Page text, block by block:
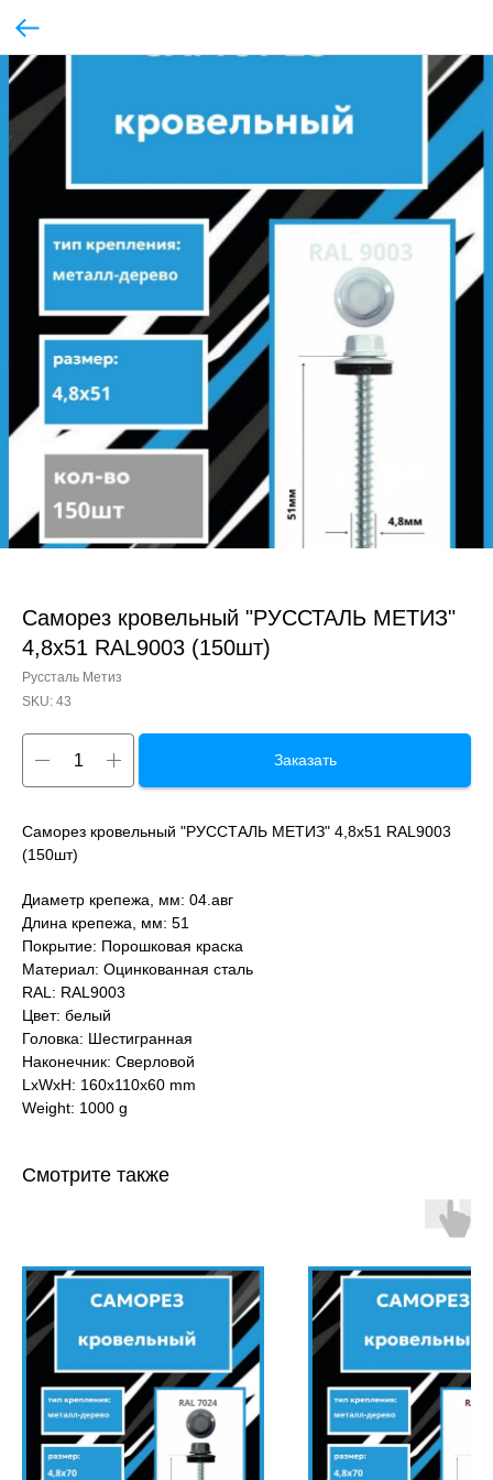
Саморез кровельный "РУССТАЛЬ МЕТИЗ"
4,8x51 RAL9003 (150шт)
Руссталь Метиз
SKU: 43
Заказать
Саморез кровельный "РУССТАЛЬ МЕТИЗ" 4,8x51 RAL9003
(150шт)
Диаметр крепежа, мм: 04.авг
Длина крепежа, мм: 51
Покрытие: Порошковая краска
Материал: Оцинкованная сталь
RAL: RAL9003
Цвет: белый
Головка: Шестигранная
Наконечник: Сверловой
LxWxH: 160x110x60 mm
Weight: 1000 g
Смотрите также